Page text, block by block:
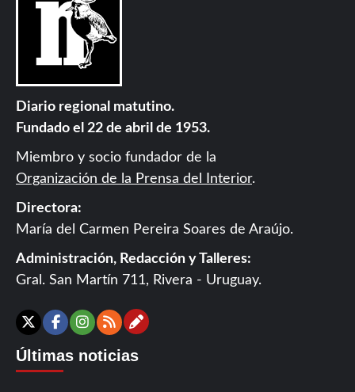
Diario regional matutino.
Fundado el 22 de abril de 1953.
Miembro y socio fundador de la
Organización de la Prensa del Interior.
Directora:
María del Carmen Pereira Soares de Araújo.
Administración, Redacción y Talleres:
Gral. San Martín 711, Rivera - Uruguay.
X Facebook
Instagram
RSSContáctanos
Últimas noticias